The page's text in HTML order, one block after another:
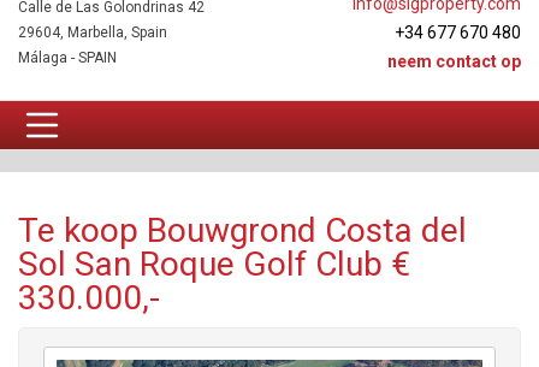
+34 677 670 480
neem contact op
Calle de Las Golondrinas 42
29604, Marbella, Spain
Málaga - SPAIN
Te koop Bouwgrond Costa del
Sol San Roque Golf Club €
330.000,-